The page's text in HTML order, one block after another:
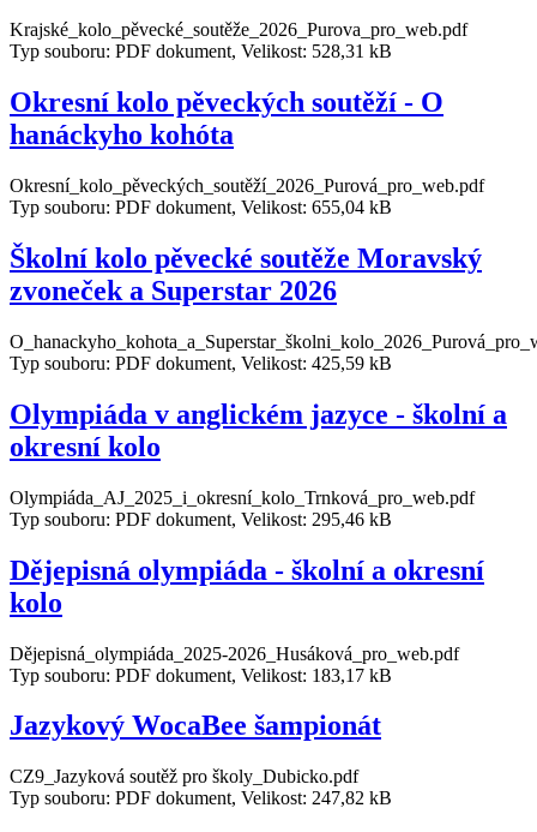
Krajské_kolo_pěvecké_soutěže_2026_Purova_pro_web.pdf
Typ souboru: PDF dokument, Velikost: 528,31 kB
Okresní kolo pěveckých soutěží - O
hanáckyho kohóta
Okresní_kolo_pěveckých_soutěží_2026_Purová_pro_web.pdf
Typ souboru: PDF dokument, Velikost: 655,04 kB
Školní kolo pěvecké soutěže Moravský
zvoneček a Superstar 2026
Typ souboru: PDF dokument, Velikost: 425,59 kB
Olympiáda v anglickém jazyce - školní a
okresní kolo
Olympiáda_AJ_2025_i_okresní_kolo_Trnková_pro_web.pdf
Typ souboru: PDF dokument, Velikost: 295,46 kB
Dějepisná olympiáda - školní a okresní
kolo
Dějepisná_olympiáda_2025-2026_Husáková_pro_web.pdf
Typ souboru: PDF dokument, Velikost: 183,17 kB
Jazykový WocaBee šampionát
CZ9_Jazyková soutěž pro školy_Dubicko.pdf
Typ souboru: PDF dokument, Velikost: 247,82 kB